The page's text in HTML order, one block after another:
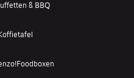
& BBQ
Foodboxen